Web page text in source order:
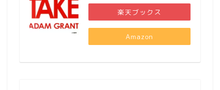
楽天ブックス
Amazon